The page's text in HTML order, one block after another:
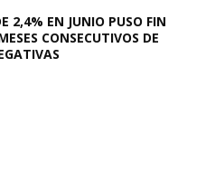
2,4% EN JUNIO PUSO FIN
CONSECUTIVOS DE